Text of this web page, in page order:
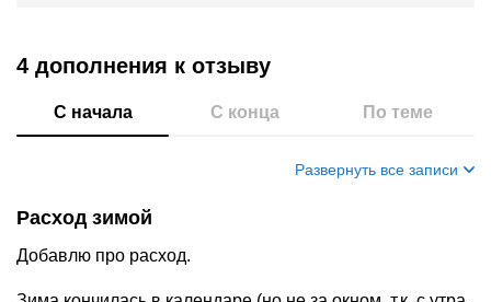
4 дополнения к отзыву
С начала С конца По теме
Развернуть все записи
Расход зимой
Добавлю про расход.